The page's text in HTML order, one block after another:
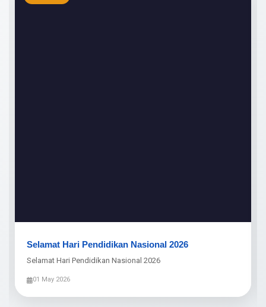
Selamat Hari Pendidikan Nasional 2026
Selamat Hari Pendidikan Nasional 2026
01 May 2026